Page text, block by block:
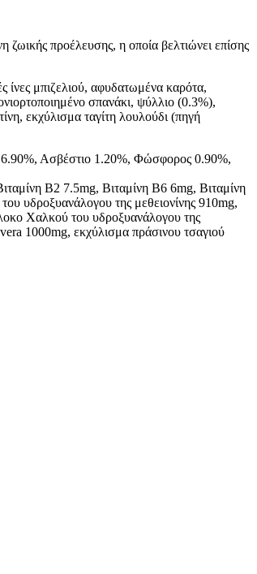
προέλευσης, η οποία βελτιώνει επίσης
μπιζελιού, αφυδατωμένα καρότα,
σπανάκι, ψύλλιο (0.3%),
εκχύλισμα ταγίτη λουλούδι (πηγή
6.90%, Ασβέστιο 1.20%, Φώσφορος 0.90%,
B2 7.5mg, Βιταμίνη B6 6mg, Βιταμίνη
υδροξυανάλογου της μεθειονίνης 910mg,
Χαλκού του υδροξυανάλογου της
1000mg, εκχύλισμα πράσινου τσαγιού